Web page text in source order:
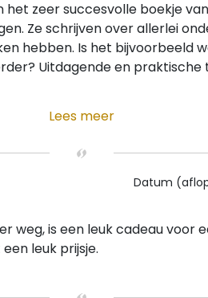
het zeer succesvolle boekje
Ze schrijven over allerlei
hebben. Is het bijvoorbeeld
Uitdagende en praktische
Lees meer
weg, is een leuk cadeau voor
leuk prijsje.